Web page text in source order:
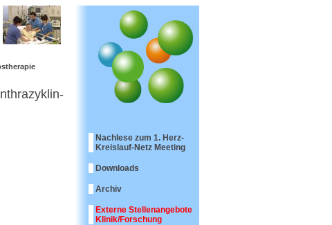
Nachlese zum 1. Herz-
Kreislauf-Netz Meeting
Downloads
Archiv
Externe Stellenangebote
Klinik/Forschung